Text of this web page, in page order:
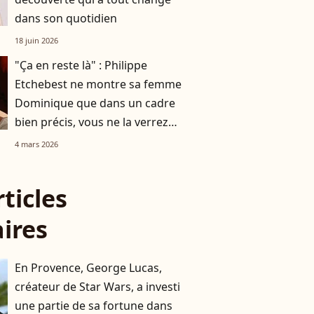
dans son quotidien
18 juin 2026
"Ça en reste là" : Philippe
Etchebest ne montre sa femme
Dominique que dans un cadre
bien précis, vous ne la verrez
pas en dehors de ça
4 mars 2026
En Provence, George Lucas,
créateur de Star Wars, a investi
une partie de sa fortune dans